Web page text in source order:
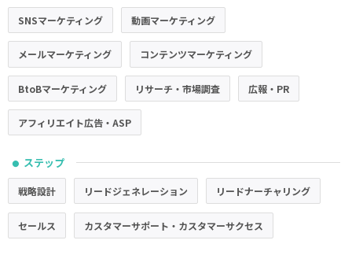
SNSマーケティング 動画マーケティング
メールマーケティング コンテンツマーケティング
BtoBマーケティング リサーチ・市場調査 広報・PR
アフィリエイト広告・ASP
● ステップ
戦略設計 リードジェネレーション リードナーチャリング
セールス カスタマーサポート・カスタマーサクセス